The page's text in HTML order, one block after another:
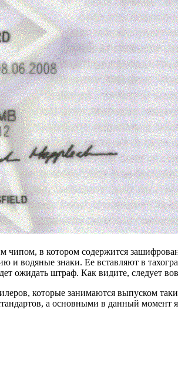
чипом, в котором содержится
водяные знаки. Ее вставляют в
ожидать штраф. Как видите, следует
которые занимаются выпуском
а основными в данный момент